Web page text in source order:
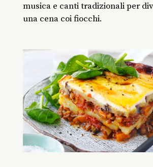
musica e canti tradizionali per
una cena coi fiocchi.